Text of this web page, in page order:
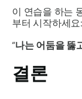
이 연습을 하는
부터 시작하세요:
“나는 어둠을 뚫
결론